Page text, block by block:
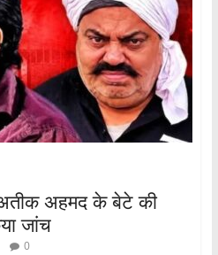
अहमद के बेटे की
जांच
0